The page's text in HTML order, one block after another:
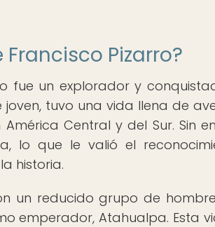
Francisco Pizarro?
fue un explorador y
joven, tuvo una vida llena de
América Central y del Sur. Sin
lo que le valió el
historia.
un reducido grupo de
emperador, Atahualpa. Esta